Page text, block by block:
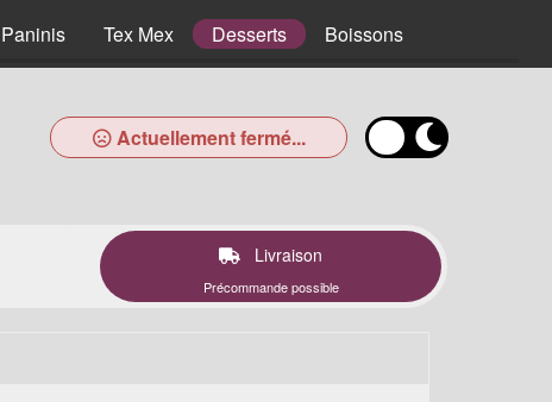
Paninis Tex Mex Desserts Boissons
Actuellement fermé...
Livraison
Précommande possible